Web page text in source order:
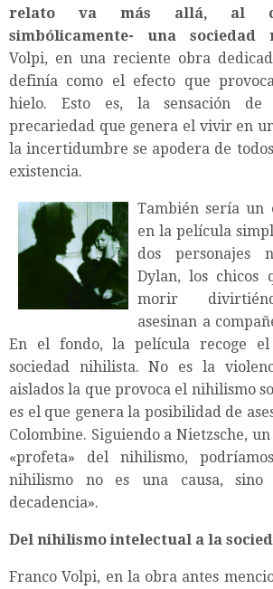
relato va más allá, al
simbólicamente- una sociedad
Volpi, en una reciente obra
definía como el efecto que
hielo. Esto es, la sensación de
precariedad que genera el vivir en
la incertidumbre se apodera de
existencia.
También sería un
en la película
dos personajes
Dylan, los chicos
morir
asesinan a
En el fondo, la película recoge
sociedad nihilista. No es la
aislados la que provoca el nihilismo
es el que genera la posibilidad de
Colombine. Siguiendo a Nietzsche,
«profeta» del nihilismo,
nihilismo no es una causa,
decadencia».
Del nihilismo intelectual a la
Franco Volpi, en la obra antes